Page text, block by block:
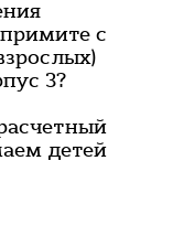
с
3?
детей